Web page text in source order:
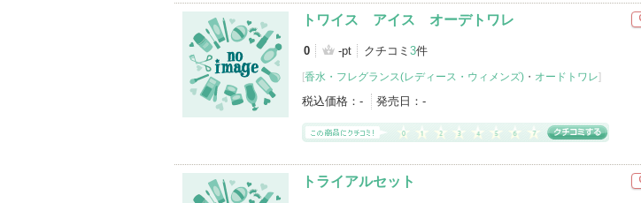
トワイス アイス オーデトワレ
0 -pt クチコミ 3件
[香水・フレグランス(レディース・ウィメンズ) ・ オードトワレ]
税込価格： - 発売日： -
トライアルセット